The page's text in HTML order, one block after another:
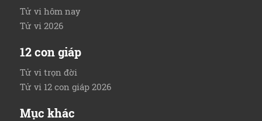
Tử vi hôm nay
Tử vi 2026
12 con giáp
Tử vi trọn đời
Tử vi 12 con giáp 2026
Mục khác